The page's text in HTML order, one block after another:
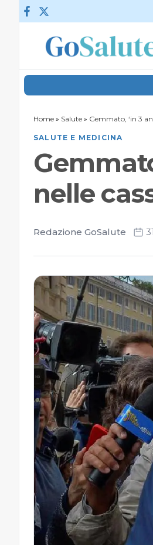
Vai al contenuto
Home » Salute » Gemmato, ‘in 3
SALUTE E MEDICINA
nelle
Redazione GoSalute